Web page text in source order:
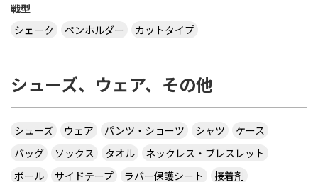
戦型
シェーク
ペンホルダー カットタイプ
シューズ、ウェア、その他
シューズ ウェア パンツ・ショーツ シャツ
ケース
バッグ
ソックス タオル
ネックレス・ブレスレット
ボール
サイドテープ ラバー保護シート
接着剤